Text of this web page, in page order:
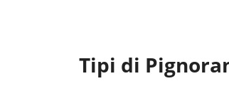
Tipi di